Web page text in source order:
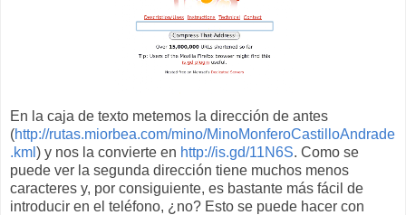
En la caja de texto metemos la dirección de antes
(http://rutas.miorbea.com/mino/MinoMonferoCastilloAndrade
.kml ) y nos la convierte en http://is.gd/11N6S. Como se
puede ver la segunda dirección tiene muchos menos
caracteres y, por consiguiente, es bastante más fácil de
introducir en el teléfono, ¿no? Esto se puede hacer con